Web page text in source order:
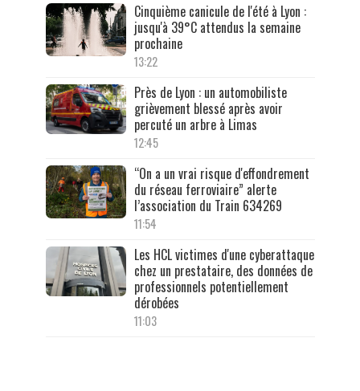
Cinquième canicule de l'été à Lyon :
jusqu'à 39°C attendus la semaine
prochaine
13:22
Près de Lyon : un automobiliste
grièvement blessé après avoir
percuté un arbre à Limas
12:45
“On a un vrai risque d'effondrement
du réseau ferroviaire” alerte
l’association du Train 634269
11:54
Les HCL victimes d'une cyberattaque
chez un prestataire, des données de
professionnels potentiellement
dérobées
11:03